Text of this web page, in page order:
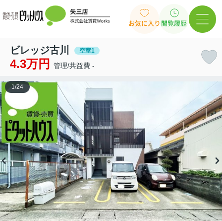
お気に入り 閲覧履歴
ビレッジ古川 空室1
4.3万円 管理/共益費 -
1/24